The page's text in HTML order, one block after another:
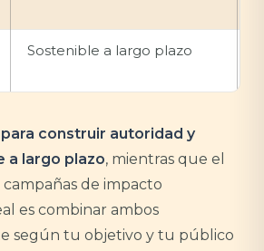
Sostenible a largo plazo
para construir autoridad y
a largo plazo, mientras que el
de impacto
es combinar ambos
según tu objetivo y tu público